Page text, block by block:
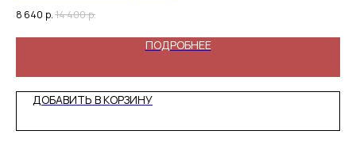
8 640 р. 14 400р.
ПОДРОБНЕЕ
ДОБАВИТЬ В КОРЗИНУ